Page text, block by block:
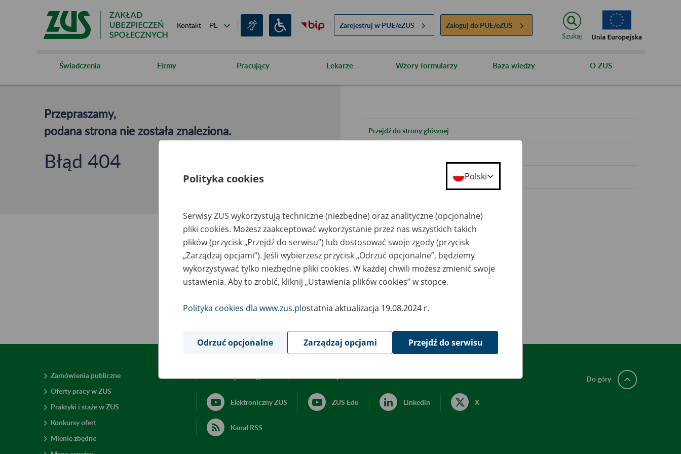
Kontakt Zarejestruj w PUE/eZUS Zaloguj do PUE/eZUS
Szukaj
Świadczenia Firmy Pracujący Lekarze Wzory formularzy Baza wiedzy O ZUS
Przepraszamy,
podana strona nie została znaleziona.
Błąd 404
Przejdź do strony głównej
Zamówienia publiczne
Oferty pracy w ZUS
Praktyki i staże w ZUS
Konkursy ofert
Mienie zbędne
Elektroniczny ZUS ZUS Edu Linkedin X
Kanał RSS
Do góry
Polityka cookies Polski
Serwisy ZUS wykorzystują techniczne (niezbędne) oraz analityczne (opcjonalne)
pliki cookies. Możesz zaakceptować wykorzystanie przez nas wszystkich takich
plików (przycisk „Przejdź do serwisu”) lub dostosować swoje zgody (przycisk
„Zarządzaj opcjami”). Jeśli wybierzesz przycisk „Odrzuć opcjonalne”, będziemy
wykorzystywać tylko niezbędne pliki cookies. W każdej chwili możesz zmienić swoje
ustawienia. Aby to zrobić, kliknij „Ustawienia plików cookies” w stopce.
Polityka cookies dla www.zus.plostatnia aktualizacja 19.08.2024 r.
Odrzuć opcjonalne Zarządzaj opcjami Przejdź do serwisu